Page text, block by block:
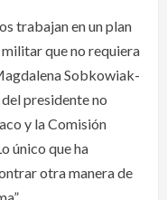
trabajan en un plan
que no requiera
Sobkowiak-
presidente no
y la Comisión
único que ha
otra manera de